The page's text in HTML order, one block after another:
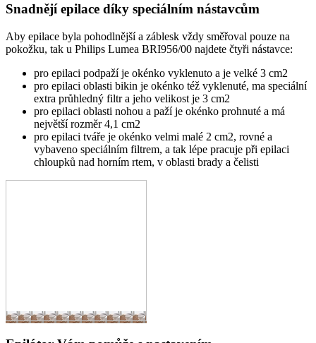
Snadnějí epilace díky speciálním nástavcům
Aby epilace byla pohodlnější a záblesk vždy směřoval pouze na
pokožku, tak u Philips Lumea BRI956/00 najdete čtyři nástavce:
pro epilaci podpaží je okénko vyklenuto a je velké 3 cm2
pro epilaci oblasti bikin je okénko též vyklenuté, ma speciální
extra průhledný filtr a jeho velikost je 3 cm2
pro epilaci oblasti nohou a paží je okénko prohnuté a má
největší rozměr 4,1 cm2
pro epilaci tváře je okénko velmi malé 2 cm2, rovné a
vybaveno speciálním filtrem, a tak lépe pracuje při epilaci
chloupků nad horním rtem, v oblasti brady a čelisti